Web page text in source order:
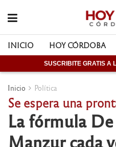
INICIO HOY CÓRDOBA
SUSCRIBITE GRATIS A
Inicio Política
Se espera una
La fórmula
Manzur cada